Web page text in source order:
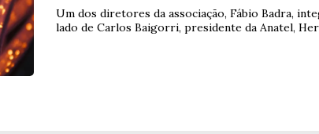
Um dos diretores da associação, Fábio Badra,
lado de Carlos Baigorri, presidente da Anatel,